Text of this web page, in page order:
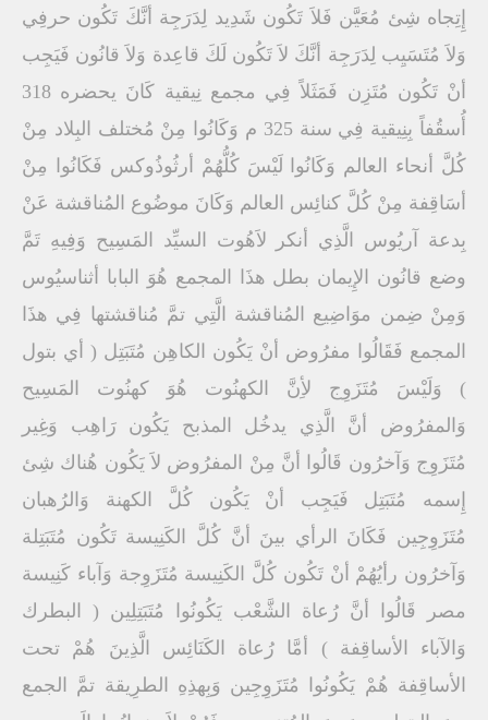
إِتِجاه شِئ مُعَيَّن فَلاَ تَكُون شَدِيد لِدَرَجِة أنَّكَ تَكُون حرفِي
وَلاَ مُتَسَيِب لِدَرَجِة أنَّكَ لاَ تَكُون لَكَ قاعِدة وَلاَ قانُون فَيَجِب
أنْ تَكُون مُتَزِن فَمَثَلاً فِي مجمع نِيقية كَانَ يحضره 318
أُسقُفاً بِنِيقية فِي سنة 325 م وَكَانُوا مِنْ مُختلف البِلاد مِنْ
كُلَّ أنحاء العالم وَكَانُوا لَيْسَ كُلُّهُمْ أرثُوذُوكس فَكَانُوا مِنْ
أسَاقِفة مِنْ كُلَّ كنائِس العالم وَكَانَ موضُوع المُناقشة عَنْ
بِدعة آريُوس الَّذِي أنكر لاَهُوت السيِّد المَسِيح وَفِيهِ تَمَّ
وضع قانُون الإِيمان بطل هذَا المجمع هُوَ البابا أثناسيُوس
وَمِنْ ضِمن موَاضِيع المُناقشة الَّتِي تمَّ مُناقشتها فِي هذَا
المجمع فَقَالُوا مفرُوض أنْ يَكُون الكاهِن مُتَبَتِل ( أي بتول
) وَلَيْسَ مُتَزَوِج لأِنَّ الكهنُوت هُوَ كهنُوت المَسِيح
وَالمفرُوض أنَّ الَّذِي يدخُل المذبح يَكُون رَاهِب وَغِير
مُتَزَوِج وَآخرُون قَالُوا أنَّ مِنْ المفرُوض لاَ يَكُون هُناك شِئ
إِسمه مُتَبَتِل فَيَجِب أنْ يَكُون كُلَّ الكهنة وَالرُهبان
مُتَزَوِجِين فَكَانَ الرأي بينَ أنَّ كُلَّ الكَنِيسة تَكُون مُتَبَتِلة
وَآخرُون رأيُهُمْ أنْ تَكُون كُلَّ الكَنِيسة مُتَزَوِجة وَآباء كَنِيسة
مصر قَالُوا أنَّ رُعاة الشَّعْب يَكُونُوا مُتَبَتِلِين ( البطرك
وَالآباء الأساقِفة ) أمَّا رُعاة الكَنَائِس الَّذِينَ هُمْ تحت
الأساقِفة هُمْ يَكُونُوا مُتَزَوِجِين وَبِهذِهِ الطرِيقة تمَّ الجمع